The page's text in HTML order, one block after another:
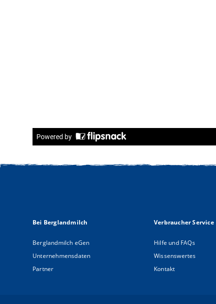
Bei Berglandmilch
Berglandmilch eGen
Unternehmensdaten
Partner
Verbraucher Service
Hilfe und FAQs
Wissenswertes
Kontakt